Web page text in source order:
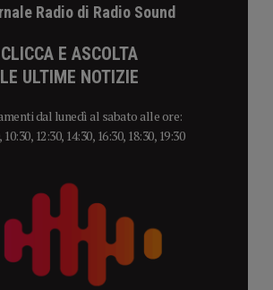
Radio di Radio Sound
CLICCA E ASCOLTA
LE ULTIME NOTIZIE
dal lunedì al sabato alle ore:
10:30, 12:30, 14:30, 16:30, 18:30, 19:30